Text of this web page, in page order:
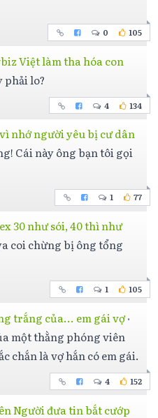
0 105
Việt làm tha hóa con
phải lo?
4 134
nhớ người yêu bị cư dân
Cái này ông bạn tôi gọi
1 77
30 như sói, 40 thì như
coi chừng bị ông tổng
1 105
trắng của... em gái vợ·
một thằng phóng viên
chắn là vợ hắn có em gái.
4 152
Người đưa tin bắt cướp